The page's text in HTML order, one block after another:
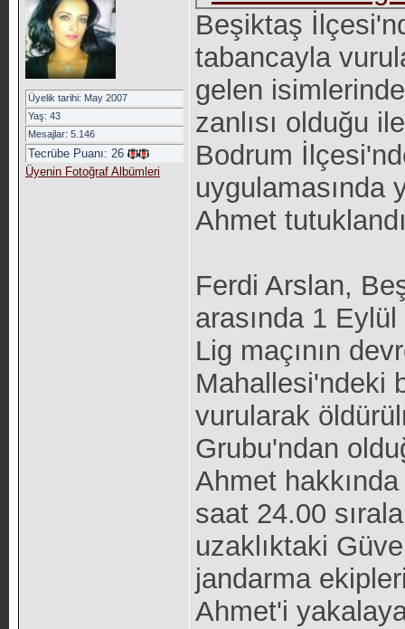
Üyelik tarihi: May 2007
Yaş: 43
Mesajlar: 5.146
Tecrübe Puanı: 26
Üyenin Fotoğraf Albümleri
Beşiktaş
tabancayla
gelen
zanlısı olduğu
Bodrum
uygulamasında
Ahmet
Ferdi Arslan,
arasında 1
Lig maçının
Mahallesi'ndeki
vurularak
Grubu'ndan
Ahmet
saat 24.00
uzaklıktaki
jandarma
Ahmet'i